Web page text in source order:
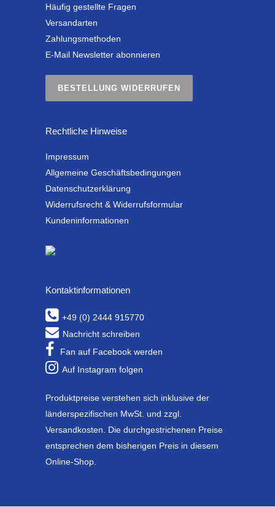
Häufig gestellte Fragen
Versandarten
Zahlungsmethoden
E-Mail Newsletter abonnieren
BESTELLUNG WIDERRUFEN
Rechtliche Hinweise
Impressum
Allgemeine Geschäftsbedingungen
Datenschutzerklärung
Widerrufsrecht & Widerrufsformular
Kundeninformationen
Kontaktinformationen
+49 (0) 2444 915770
Nachricht schreiben
Fan auf Facebook werden
Auf Instagram folgen
Produktpreise verstehen sich inklusive der
länderspezifischen MwSt. und zzgl.
Versandkosten. Die durchgestrichenen Preise
entsprechen dem bisherigen Preis in diesem
Online-Shop.